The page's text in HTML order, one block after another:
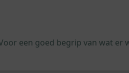
een goed begrip van wat er